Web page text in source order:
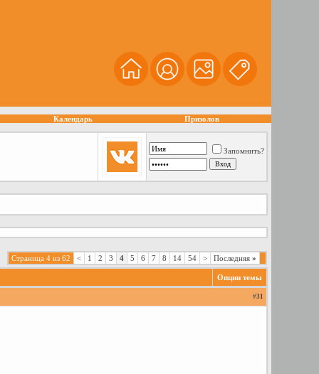
Календарь Призолов
Запомнить?
Страница 4 из 62 < 1 2 3 4 5 6 7 8 14 54 > Последняя»
Опции темы
#31